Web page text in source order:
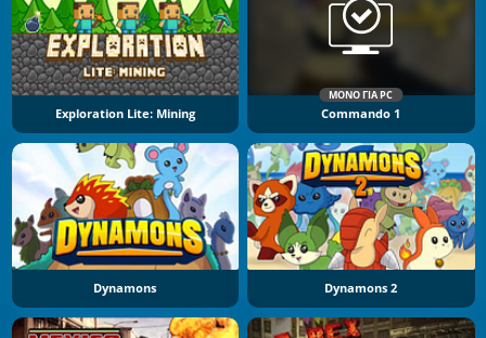
Exploration Lite: Mining
ΜΌΝΟ ΓΙΑ PC
Commando 1
Dynamons Dynamons 2